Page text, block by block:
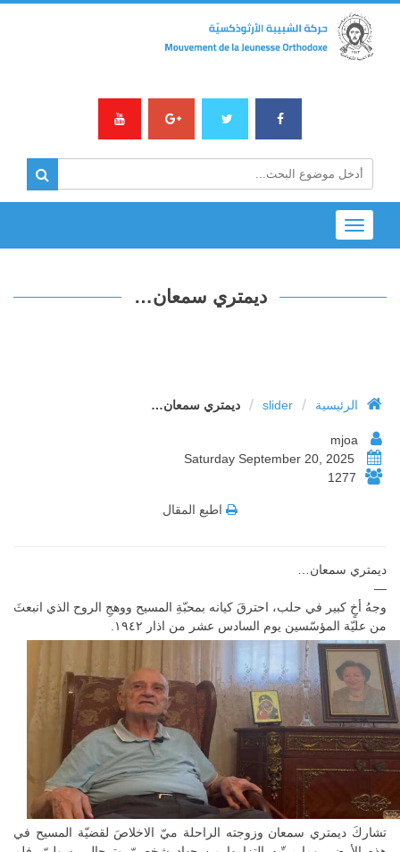
Toggle
navigation
ديمتري سمعان…
الرئيسية /
slider
/ ديمتري سمعان…
1277
اطبع المقال
ديمتري سمعان…
—
وجهُ أخٍ كبير في حلب، احترقَ كيانه بمحبّةِ المسيح ووهجِ الروح الذي انبعثَ
من عليّة المؤسّسين يوم السادس عشر من اذار ١٩٤٢.
تشاركَ ديمتري سمعان وزوجته الراحلة ميّ الاخلاصَ لقضيّة المسيح في